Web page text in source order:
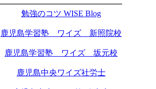
勉強のコツ WISE Blog
鹿児島学習塾 ワイズ 新照院校
鹿児島学習塾 ワイズ 坂元校
鹿児島中央ワイズ社労士